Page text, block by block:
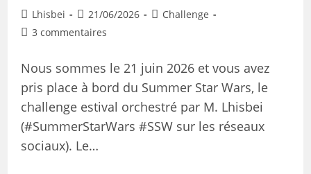
Lhisbei 21/06/2026
Challenge
3 commentaires
Nous sommes le 21 juin 2026 et vous avez
pris place à bord du Summer Star Wars, le
challenge estival orchestré par M. Lhisbei
(#SummerStarWars #SSW sur les réseaux
sociaux). Le…